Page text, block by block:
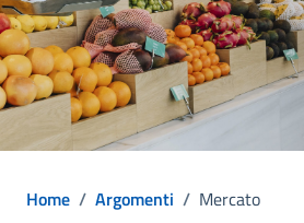
Home / Argomenti / Mercato